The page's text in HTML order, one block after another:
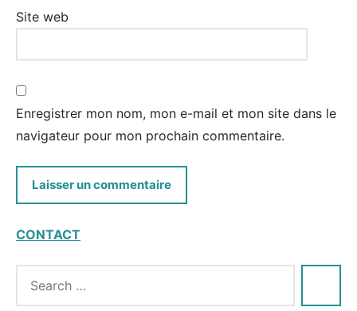
Site web
Enregistrer mon nom, mon e-mail et mon site dans le
navigateur pour mon prochain commentaire.
CONTACT